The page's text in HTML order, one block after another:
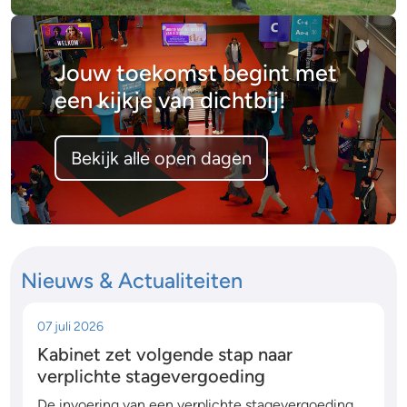
Jouw toekomst begint met
een kijkje van dichtbij!
Bekijk alle open dagen
Nieuws & Actualiteiten
07 juli 2026
Kabinet zet volgende stap naar
verplichte stagevergoeding